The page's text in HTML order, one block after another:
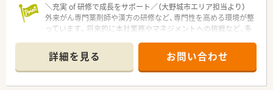
【求人情報について】
■正社員薬剤師としての募集で、想定年収は450万円から600万
円となっており、これまでの経験や能力を最大限に考慮して決定
します。
■昇給は年1回、賞与は年2回支給される安定した給与体系に加
え、薬剤師手当75,000円や職務手当などの諸手当も充実してい
ます。
＼充実 of 研修で成長をサポート／（大野城市エリア担当より）
外来がん専門薬剤師や漢方の研修など、専門性を高める環境が整
っています。将来的に本社業務やマネジメントへの挑戦など、多
【店舗情報と応需状況について】
■春日原駅から車で10分の立地にあり、主に門前の医療機関か
ら内科や呼吸器科の処方箋を応需しています。
詳細を見る お問い合わせ